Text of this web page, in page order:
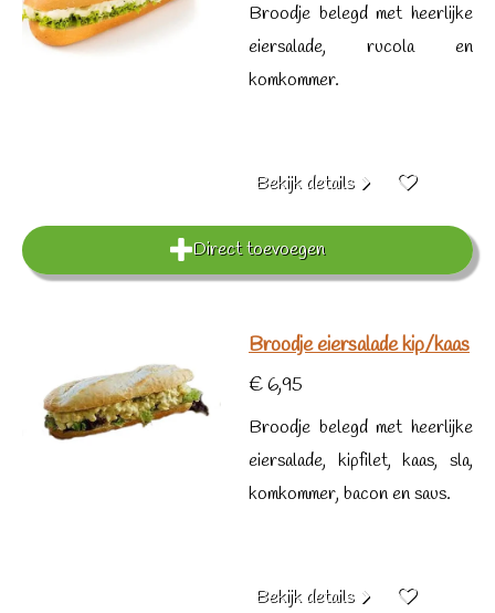
Broodje belegd met heerlijke
eiersalade, rucola en
komkommer.
Bekijk details
Direct toevoegen
Broodje eiersalade kip/kaas
€ 6,95
Broodje belegd met heerlijke
eiersalade, kipfilet, kaas, sla,
komkommer, bacon en saus.
Bekijk details